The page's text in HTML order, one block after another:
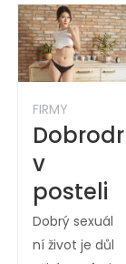
FIRMY
v
posteli
Dobrý sexuál
ní život je důl